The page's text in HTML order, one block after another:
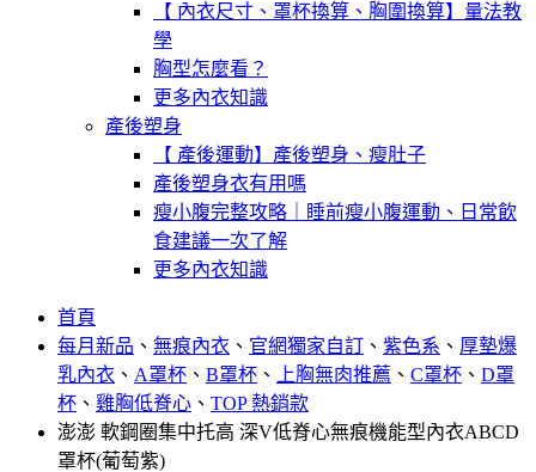
【 內衣尺寸、罩杯換算、胸圍換算】量法教
學
胸型怎麼看？
更多內衣知識
產後塑身
【 產後運動】產後塑身、瘦肚子
產後塑身衣有用嗎
瘦小腹完整攻略｜睡前瘦小腹運動、日常飲
食建議一次了解
更多內衣知識
首頁
每月新品 、 無痕內衣 、 官網獨家自訂 、 紫色系 、 厚墊爆
乳內衣 、 A罩杯 、 B罩杯 、 上胸無肉推薦 、 C罩杯 、 D罩
杯 、 雞胸低脊心 、 TOP 熱銷款
澎澎 軟鋼圈集中托高 深V低脊心無痕機能型內衣ABCD
罩杯(葡萄紫)